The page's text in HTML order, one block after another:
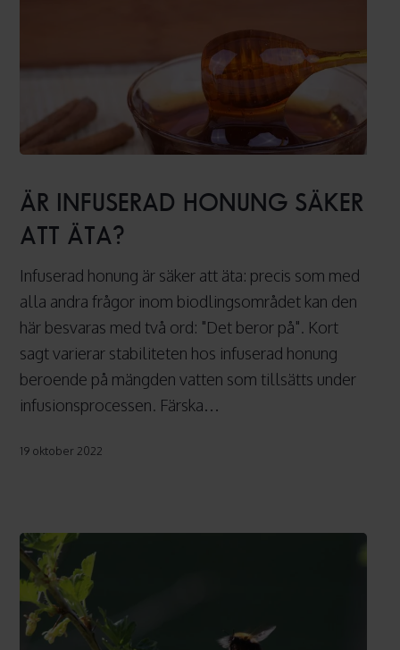
infuserad
säker
att
äta?
ÄR INFUSERAD HONUNG SÄKER
ATT ÄTA?
Infuserad honung är säker att äta: precis som med
alla andra frågor inom biodlingsområdet kan den
här besvaras med två ord: "Det beror på". Kort
sagt varierar stabiliteten hos infuserad honung
beroende på mängden vatten som tillsätts under
infusionsprocessen. Färska…
19 oktober 2022